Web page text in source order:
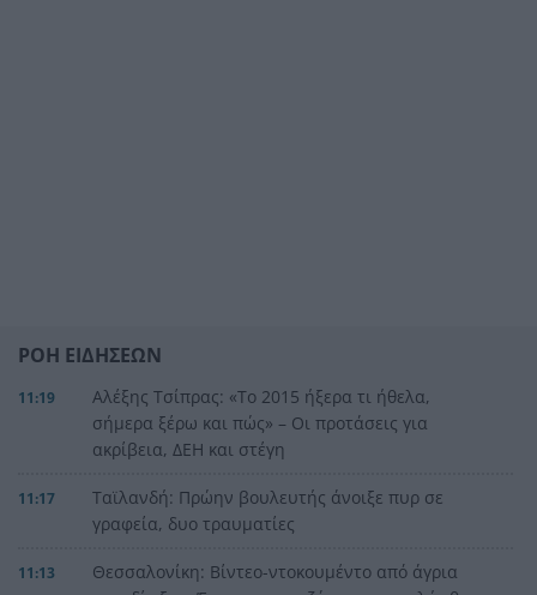
ΡΟΗ ΕΙΔΗΣΕΩΝ
11:19
Αλέξης Τσίπρας: «Το 2015 ήξερα τι ήθελα,
σήμερα ξέρω και πώς» – Οι προτάσεις για
ακρίβεια, ΔΕΗ και στέγη
11:17
Ταϊλανδή: Πρώην βουλευτής άνοιξε πυρ σε
γραφεία, δυο τραυματίες
11:13
Θεσσαλονίκη: Βίντεο-ντοκουμέντο από άγρια